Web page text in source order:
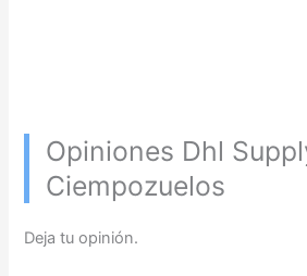
Opiniones Dhl
Ciempozuelos
Deja tu opinión.